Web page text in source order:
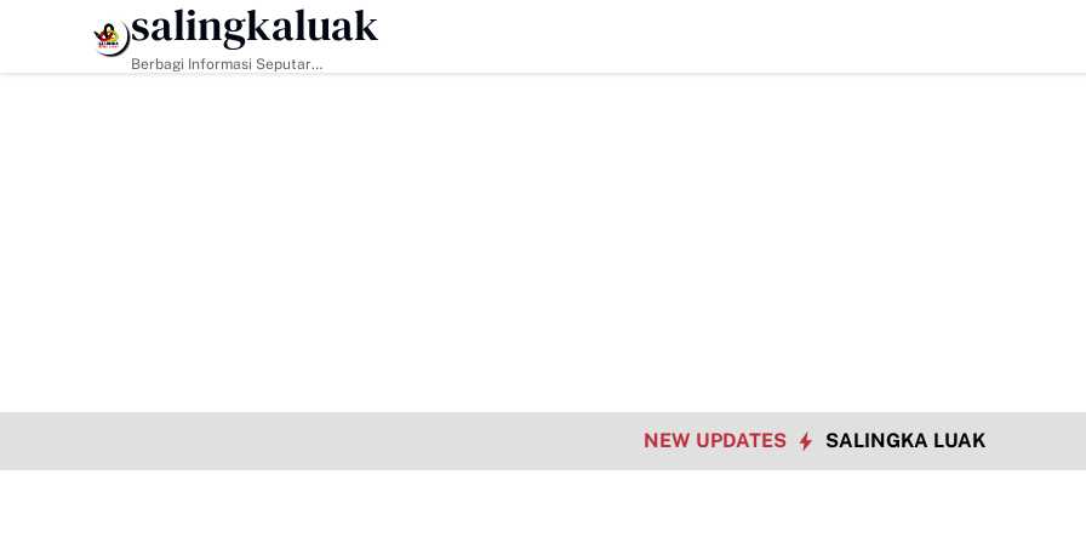
HEADLINE
salingkaluak
Berbagi Informasi Seputar
NEW UPDATES SALINGKA LUAK